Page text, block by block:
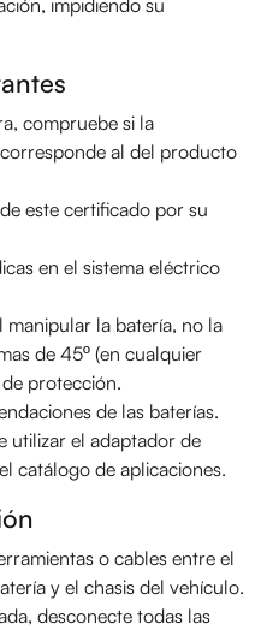
compruebe si la
al del producto
este certificado por su
en el sistema eléctrico
manipular la batería, no la
de 45º (en cualquier
protección.
de las baterías.
utilizar el adaptador de
catálogo de aplicaciones.
o cables entre el
y el chasis del vehículo.
desconecte todas las